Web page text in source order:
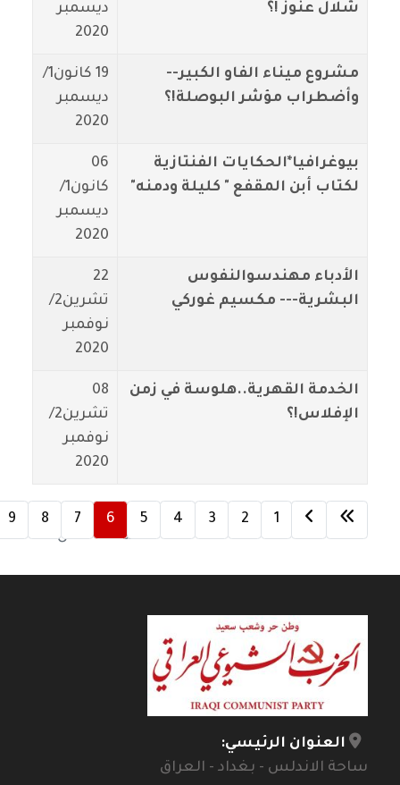
شلال عنوز !؟
ديسمبر
2020
مشروع ميناء الفاو الكبير--
وأضطراب مؤشر البوصلة!؟
19 كانون1/
ديسمبر
2020
بيوغرافيا*الحكايات الفنتازية
لكتاب أبن المقفع " كليلة ودمنه"
06
كانون1/
ديسمبر
2020
الأدباء مهندسوالنفوس
البشرية--- مكسيم غوركي
22
تشرين2/
نوفمبر
2020
الخدمة القهرية..هلوسة في زمن
الإفلاس!؟
08
تشرين2/
نوفمبر
2020
الصفحة 6 من 12
1
2
3
4
5
6
7
8
9
العنوان الرئيسي:
ساحة الاندلس - بغداد - العراق